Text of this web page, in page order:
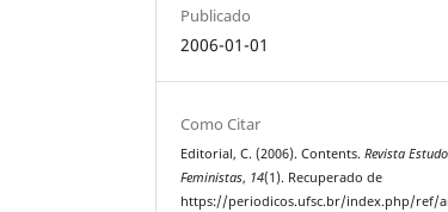
Publicado
2006-01-01
Como Citar
Editorial, C. (2006). Contents.Revista
Feministas, 14(1). Recuperado de
https://periodicos.ufsc.br/index.php/ref/